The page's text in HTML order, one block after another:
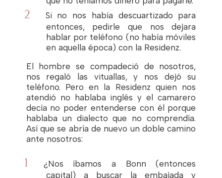
Si no nos había descuartizado para
entonces, pedirle que nos dejara
hablar por teléfono (no había móviles
en aquella época) con la Residenz.
El hombre se compadeció de nosotros,
nos regaló las vituallas, y nos dejó su
teléfono. Pero en la Residenz quien nos
atendió no hablaba inglés y el camarero
decía no poder entenderse con él porque
hablaba un dialecto que no comprendía.
Así que se abría de nuevo un doble camino
ante nosotros:
¿Nos íbamos a Bonn (entonces
capital) a buscar la embajada y